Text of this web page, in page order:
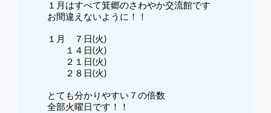
１月はすべて箕郷のさわやか交流館です
お間違えないように！！
１月 ７日(火)
１４日(火)
２１日(火)
２８日(火)
とても分かりやすい７の倍数
全部火曜日です！！